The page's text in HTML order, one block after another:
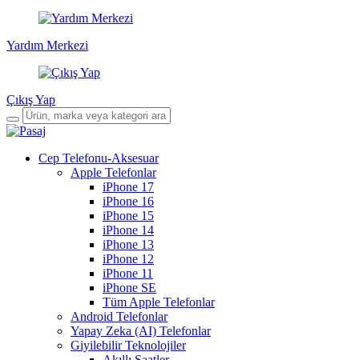
Yardım Merkezi
Çıkış Yap
Cep Telefonu-Aksesuar
Apple Telefonlar
iPhone 17
iPhone 16
iPhone 15
iPhone 14
iPhone 13
iPhone 12
iPhone 11
iPhone SE
Tüm Apple Telefonlar
Android Telefonlar
Yapay Zeka (AI) Telefonlar
Giyilebilir Teknolojiler